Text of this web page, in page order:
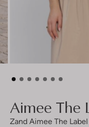
Aimee The
Zand Aimee The